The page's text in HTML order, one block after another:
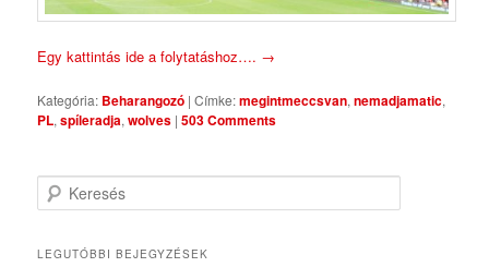
Egy kattintás ide a folytatáshoz…. →
Kategória: Beharangozó |Címke:megintmeccsvan,nemadjamatic,
PL,spíleradja,wolves |503 Comments
Keresés
LEGUTÓBBI BEJEGYZÉSEK